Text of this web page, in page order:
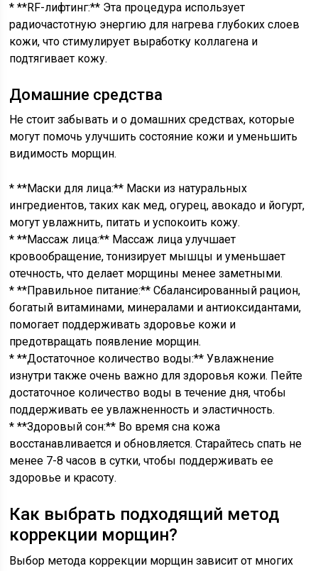
* **RF-лифтинг:** Эта процедура использует
радиочастотную энергию для нагрева глубоких слоев
кожи, что стимулирует выработку коллагена и
подтягивает кожу.
Домашние средства
Не стоит забывать и о домашних средствах, которые
могут помочь улучшить состояние кожи и уменьшить
видимость морщин.
* **Маски для лица:** Маски из натуральных
ингредиентов, таких как мед, огурец, авокадо и йогурт,
могут увлажнить, питать и успокоить кожу.
* **Массаж лица:** Массаж лица улучшает
кровообращение, тонизирует мышцы и уменьшает
отечность, что делает морщины менее заметными.
* **Правильное питание:** Сбалансированный рацион,
богатый витаминами, минералами и антиоксидантами,
помогает поддерживать здоровье кожи и
предотвращать появление морщин.
* **Достаточное количество воды:** Увлажнение
изнутри также очень важно для здоровья кожи. Пейте
достаточное количество воды в течение дня, чтобы
поддерживать ее увлажненность и эластичность.
* **Здоровый сон:** Во время сна кожа
восстанавливается и обновляется. Старайтесь спать не
менее 7-8 часов в сутки, чтобы поддерживать ее
здоровье и красоту.
Как выбрать подходящий метод
коррекции морщин?
Выбор метода коррекции морщин зависит от многих